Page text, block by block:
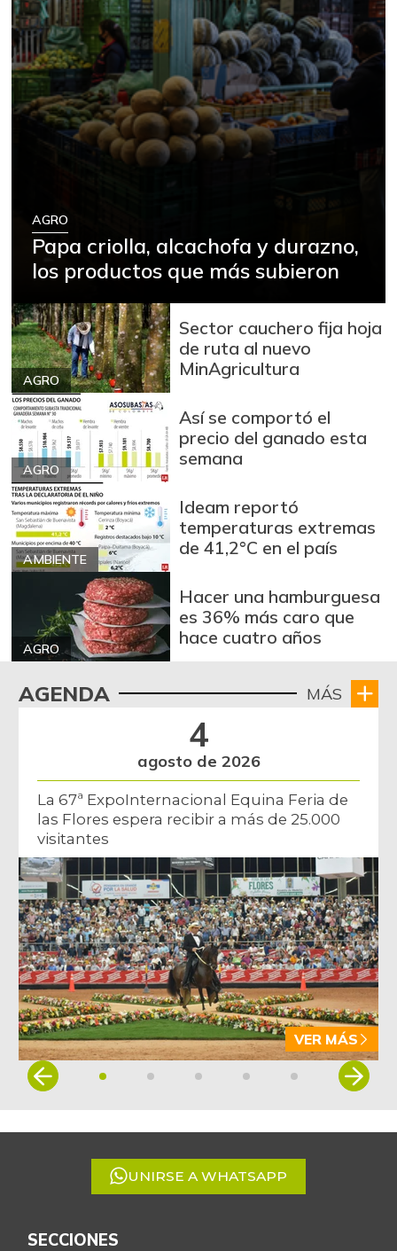
AGRO
Papa criolla, alcachofa y durazno,
los productos que más subieron
AGRO
Sector cauchero fija hoja
de ruta al nuevo
MinAgricultura
AGRO
Así se comportó el
precio del ganado esta
semana
AMBIENTE
Ideam reportó
temperaturas extremas
de 41,2°C en el país
AGRO
Hacer una hamburguesa
es 36% más caro que
hace cuatro años
AGENDA MÁS
4
agosto de 2026
La 67ª ExpoInternacional Equina Feria de
las Flores espera recibir a más de 25.000
visitantes
VER MÁS
Item
5
UNIRSE A WHATSAPP
SECCIONES